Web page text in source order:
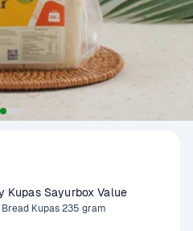
Kupas Sayurbox Value
Kupas 235 gram